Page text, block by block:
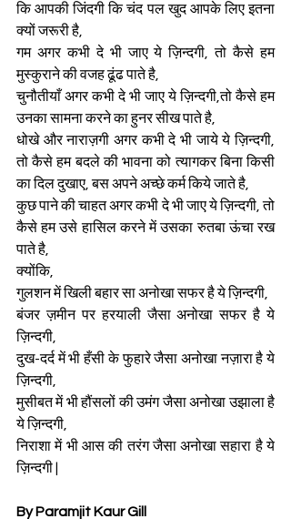
कि आपकी जिंदगी कि चंद पल खुद आपके लिए इतना
क्यों जरूरी है,
गम अगर कभी दे भी जाए ये ज़िन्दगी, तो कैसे हम
मुस्कुराने की वजह ढूंढ पाते है,
चुनौतीयाँ अगर कभी दे भी जाए ये ज़िन्दगी,तो कैसे हम
उनका सामना करने का हुनर सीख पाते है,
धोखे और नाराज़गी अगर कभी दे भी जाये ये ज़िन्दगी,
तो कैसे हम बदले की भावना को त्यागकर बिना किसी
का दिल दुखाए, बस अपने अच्छे कर्म किये जाते है,
कुछ पाने की चाहत अगर कभी दे भी जाए ये ज़िन्दगी, तो
कैसे हम उसे हासिल करने में उसका रुतबा ऊंचा रख
पाते है,
क्योंकि,
गुलशन में खिली बहार सा अनोखा सफर है ये ज़िन्दगी,
बंजर ज़मीन पर हरयाली जैसा अनोखा सफर है ये
ज़िन्दगी,
दुख-दर्द में भी हँसी के फुहारे जैसा अनोखा नज़ारा है ये
ज़िन्दगी,
मुसीबत में भी हौंसलों की उमंग जैसा अनोखा उझाला है
ये ज़िन्दगी,
निराशा में भी आस की तरंग जैसा अनोखा सहारा है ये
ज़िन्दगी |
By Paramjit Kaur Gill